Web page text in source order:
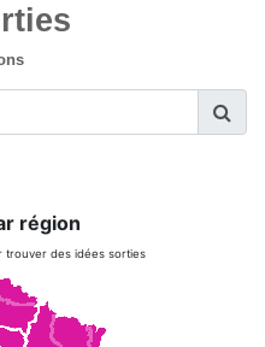
région
trouver des idées sorties